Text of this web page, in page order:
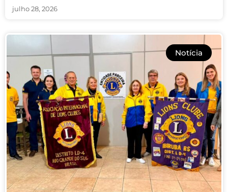
julho 28, 2026
Notícia